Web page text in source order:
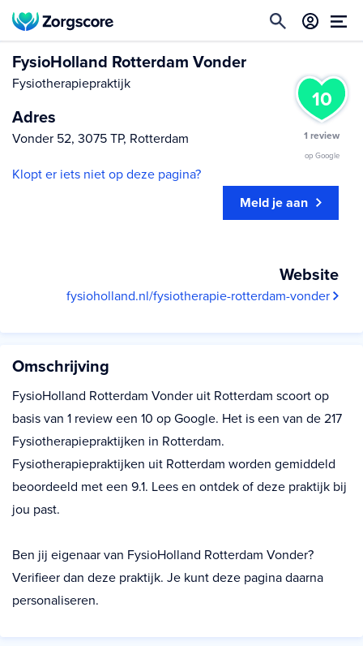
10
1 review
op Google
FysioHolland Rotterdam Vonder
Fysiotherapiepraktijk
Adres
Vonder 52, 3075 TP, Rotterdam
Klopt er iets niet op deze pagina?
Meld je aan
Website
fysioholland.nl/fysiotherapie-rotterdam-vonder
Omschrijving
FysioHolland Rotterdam Vonder uit Rotterdam scoort op
basis van 1 review een 10 op Google. Het is een van de 217
Fysiotherapiepraktijken in Rotterdam.
Fysiotherapiepraktijken uit Rotterdam worden gemiddeld
beoordeeld met een 9.1. Lees en ontdek of deze praktijk bij
jou past.
Ben jij eigenaar van FysioHolland Rotterdam Vonder?
Verifieer dan deze praktijk. Je kunt deze pagina daarna
personaliseren.